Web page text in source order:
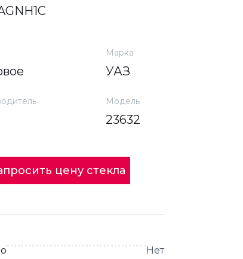
Марка
УАЗ
Модель
23632
цену стекла
Нет